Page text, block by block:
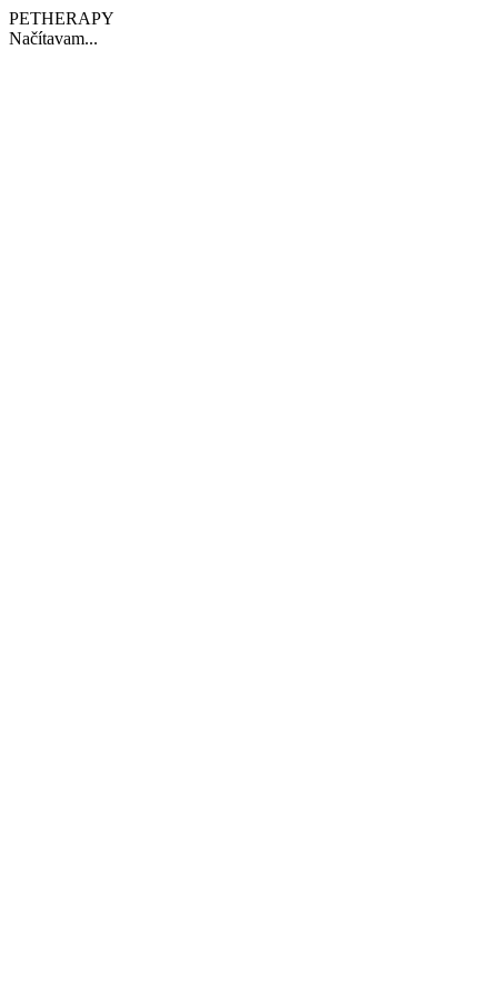
PETHERAPY
Načítavam...